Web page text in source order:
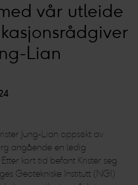
vår utleide
Lian
Jung-Lian oppsøkt av
angående en ledig
kort tid befant Krister seg
Geotekniske Institutt (NGI)